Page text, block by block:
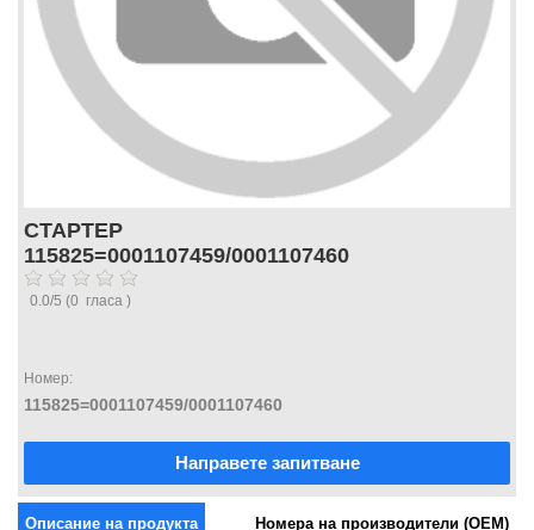
СТАРТЕР
115825=0001107459/0001107460
0.0/5 (0 гласа )
Номер:
115825=0001107459/0001107460
Направете запитване
Описание на продукта Номера на производители (OEM)